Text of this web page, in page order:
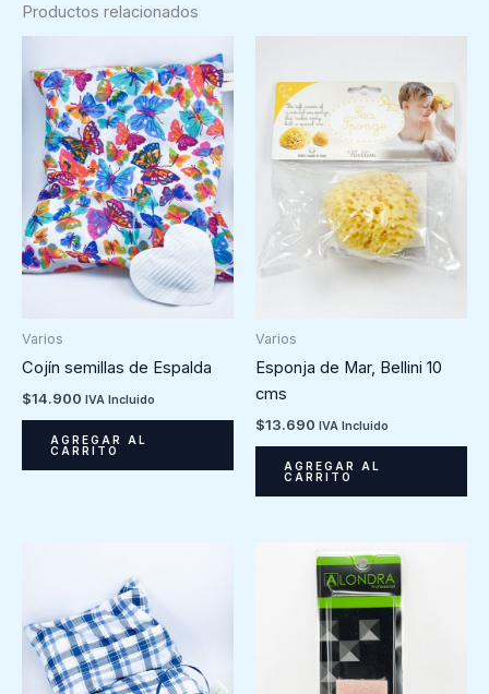
Productos relacionados
Varios
Cojín semillas de Espalda
$14.900 IVA Incluido
AGREGAR AL
CARRITO
Varios
Esponja de Mar, Bellini 10
cms
$13.690 IVA Incluido
AGREGAR AL
CARRITO